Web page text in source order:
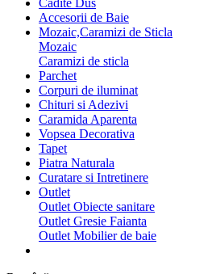
Cadite Dus
Accesorii de Baie
Mozaic,Caramizi de Sticla
Mozaic
Caramizi de sticla
Parchet
Corpuri de iluminat
Chituri si Adezivi
Caramida Aparenta
Vopsea Decorativa
Tapet
Piatra Naturala
Curatare si Intretinere
Outlet
Outlet Obiecte sanitare
Outlet Gresie Faianta
Outlet Mobilier de baie